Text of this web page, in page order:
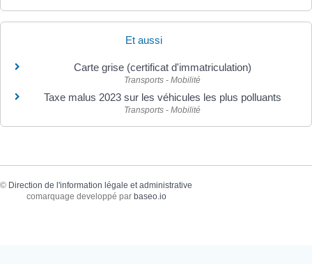
Et aussi
Carte grise (certificat d'immatriculation)
Transports - Mobilité
Taxe malus 2023 sur les véhicules les plus polluants
Transports - Mobilité
© Direction de l'information légale et administrative
comarquage developpé par baseo.io